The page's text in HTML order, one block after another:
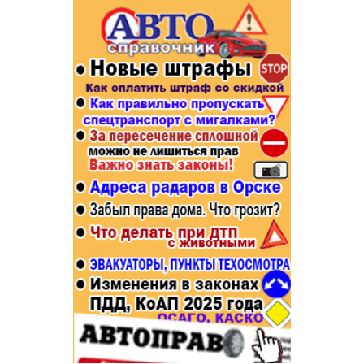
Афиша
Строительство и ремонт
Авто и мото
Рестораны, кафе, бары
Спорт Фитнес
Недвижимость
Красота Косметология
Телекоммуникации и связь
Торговля
Бизнес и финансы
Юристы, Экспертиза, Страхование
Ремонт
Социальные организации
Это интересно
Администрация
Популярное →
Строительство и ремонт